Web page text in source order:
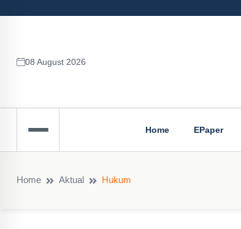
08 August 2026
Home EPaper
Home Aktual Hukum